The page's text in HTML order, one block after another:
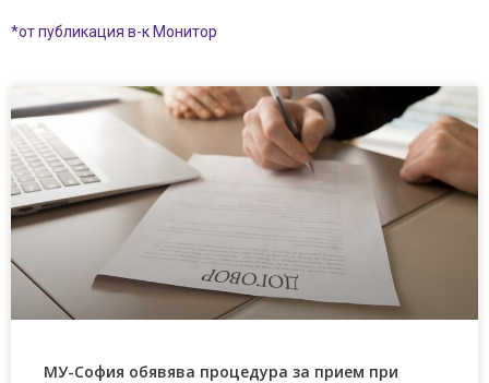
*от публикация в-к Монитор
МУ-София обявява процедура за прием при